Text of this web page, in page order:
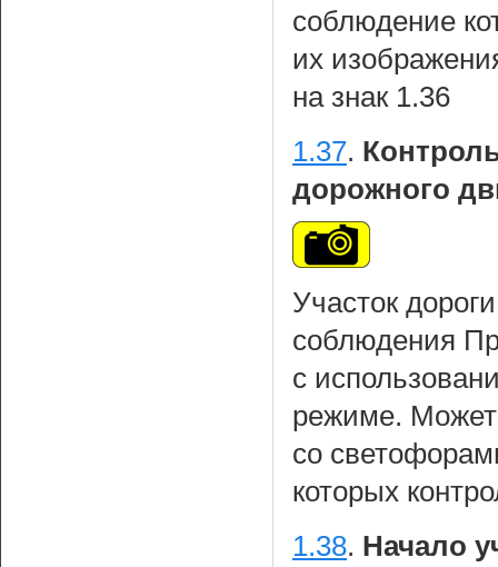
соблюдение
их
на знак 1.36
1.37.
дорожного
Участок
соблюдения
с
режиме. Может
со
которых
1.38. Начало